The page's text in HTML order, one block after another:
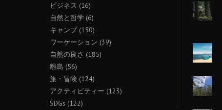
ビジネス (16)
自然と哲学 (6)
キャンプ(150)
ワーケーション (39)
自然の良さ (185)
離島 (56)
旅・冒険 (124)
アクティビティー (123)
SDGs (122)